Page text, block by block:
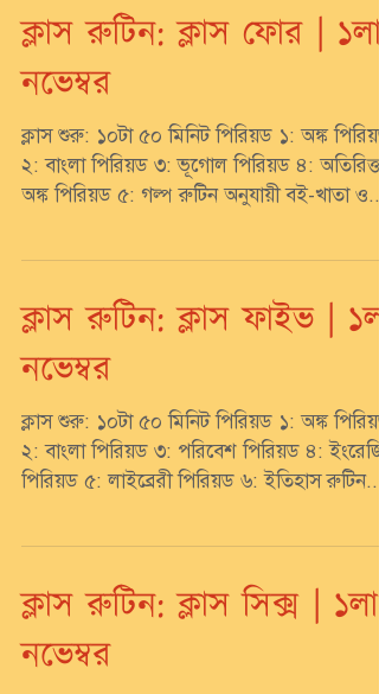
ক্লাস রুটিন: ক্লাস ফোর | ১লা
নভেম্বর
ক্লাস শুরু: ১০টা ৫০ মিনিট পিরিয়ড ১: অঙ্ক পিরিয়ড
২: বাংলা পিরিয়ড ৩: ভূগোল পিরিয়ড ৪: অতিরিক্ত
অঙ্ক পিরিয়ড ৫: গল্প রুটিন অনুযায়ী বই-খাতা ও...
ক্লাস রুটিন: ক্লাস ফাইভ | ১লা
নভেম্বর
ক্লাস শুরু: ১০টা ৫০ মিনিট পিরিয়ড ১: অঙ্ক পিরিয়ড
২: বাংলা পিরিয়ড ৩: পরিবেশ পিরিয়ড ৪: ইংরেজি
পিরিয়ড ৫: লাইব্রেরী পিরিয়ড ৬: ইতিহাস রুটিন...
ক্লাস রুটিন: ক্লাস সিক্স | ১লা
নভেম্বর